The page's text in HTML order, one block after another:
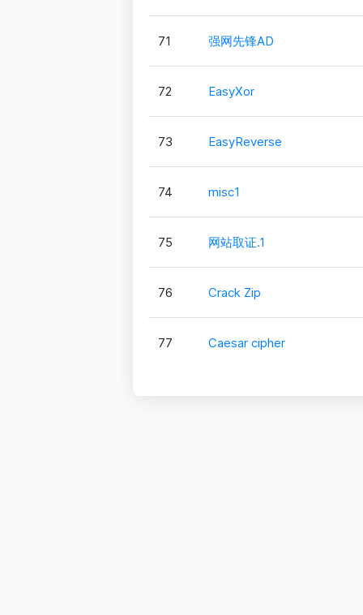
71 强网先锋AD
72 EasyXor
73 EasyReverse
74 misc1
75 网站取证.1
76 Crack Zip
77 Caesar cipher